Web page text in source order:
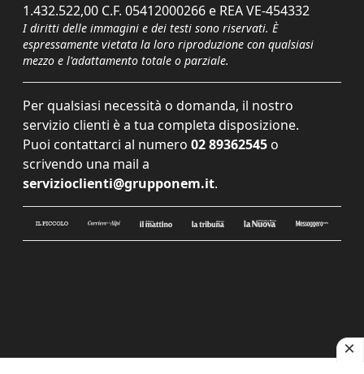
1.432.522,00 C.F. 05412000266 e REA VE-454332
I diritti delle immagini e dei testi sono riservati. È
espressamente vietata la loro riproduzione con qualsiasi
mezzo e l'adattamento totale o parziale.
Per qualsiasi necessità o domanda, il nostro
servizio clienti è a tua completa disposizione.
Puoi contattarci al numero 02 89362545 o
scrivendo una mail a
servizioclienti@grupponem.it.